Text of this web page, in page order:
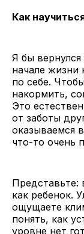
Как
Я бы
начале жизни
по себе.
накормить,
Это
от заботы
оказываемся
что-то очень
Представьте:
как ребенок.
ощущаете
понять, как
уровне нет